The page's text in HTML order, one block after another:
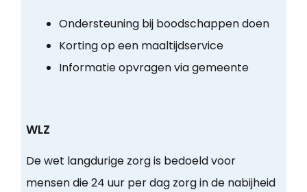
Ondersteuning bij boodschappen doen
Korting op een maaltijdservice
Informatie opvragen via gemeente
WLZ
De wet langdurige zorg is bedoeld voor
mensen die 24 uur per dag zorg in de nabijheid